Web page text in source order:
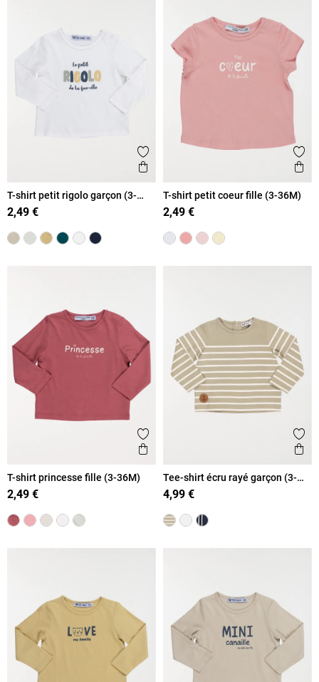
Ajouter aux favoris
Aperçu rapide
T-shirt petit rigolo garçon (3-
36M)
2,49 €
T-shirt petit coeur fille (3-36M)
2,49 €
Ajouter aux favoris
Aperçu rapide
T-shirt princesse fille (3-36M)
2,49 €
Tee-shirt écru rayé garçon (3-
36M)
4,99 €